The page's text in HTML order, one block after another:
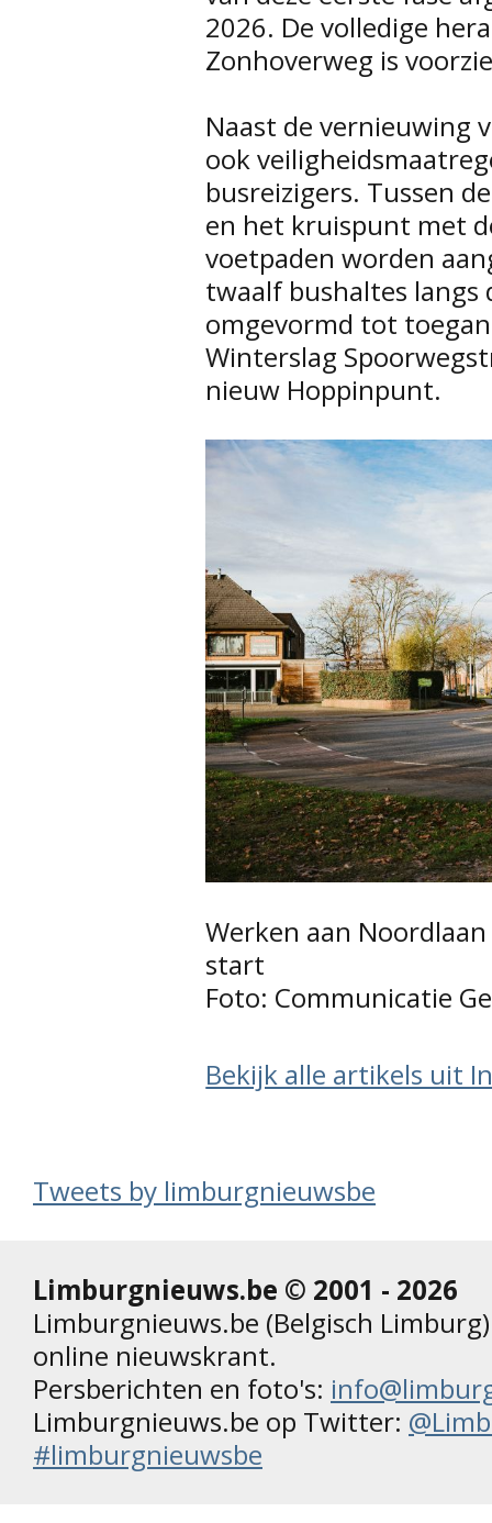
2026. De volledige
Zonhoverweg is
Naast de vernieuwing
ook
busreizigers. Tussen
en het kruispunt met
voetpaden worden
twaalf bushaltes langs
omgevormd tot
Winterslag
nieuw Hoppinpunt.
Werken aan
start
Foto: Communicatie
Bekijk alle artikels uit
Tweets by limburgnieuwsbe
Limburgnieuws.be © 2001 - 2026
Limburgnieuws.be (Belgisch
online nieuwskrant.
Persberichten en foto's:
Limburgnieuws.be op Twitter:
#limburgnieuwsbe